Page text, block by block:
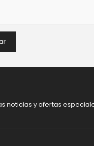
noticias y ofertas